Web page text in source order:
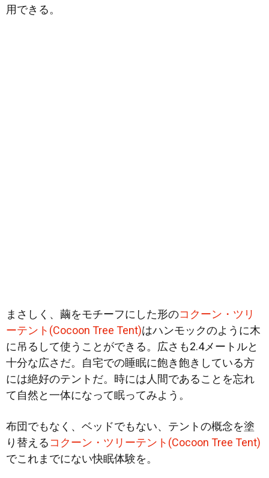
用できる。
まさしく、繭をモチーフにした形のコクーン・ツリ
ーテント(Cocoon Tree Tent)はハンモックのように木
に吊るして使うことができる。広さも2.4メートルと
十分な広さだ。自宅での睡眠に飽き飽きしている方
には絶好のテントだ。時には人間であることを忘れ
て自然と一体になって眠ってみよう。
布団でもなく、ベッドでもない、テントの概念を塗
り替えるコクーン・ツリーテント(Cocoon Tree Tent)
でこれまでにない快眠体験を。